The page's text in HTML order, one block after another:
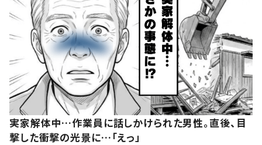
実家解体中…作業員に話しかけられた男性。直後、目
撃した衝撃の光景に…「えっ」